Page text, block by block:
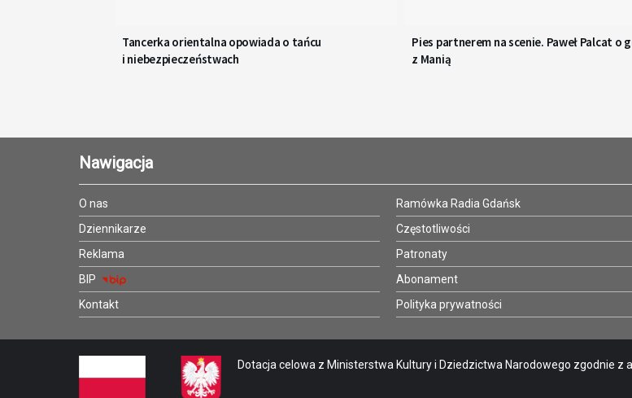
Tancerka orientalna opowiada o tańcu
i niebezpieczeństwach
Pies partnerem na scenie. Paweł Palcat o
z Manią
Nawigacja
O nas
Dziennikarze
Reklama
BIP
Kontakt
Ramówka Radia Gdańsk
Częstotliwości
Patronaty
Abonament
Polityka prywatności
Dotacja celowa z Ministerstwa Kultury i Dziedzictwa Narodowego zgodnie z